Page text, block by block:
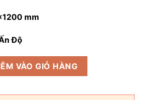
mm
Độ
Ấn Độ HP121201 số lượng
VÀO GIỎ HÀNG